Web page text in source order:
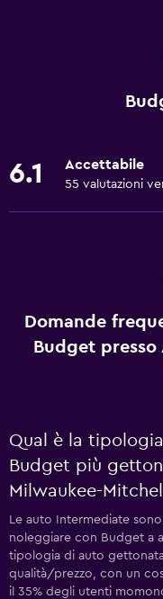
6.1 Accettabile
55 valutazioni
Domande
Budget
Qual è la
Budget più
Milwaukee-
Le auto Intermediate
noleggiare con Budget a
tipologia di auto
qualità/prezzo, con un
il 35% degli utenti